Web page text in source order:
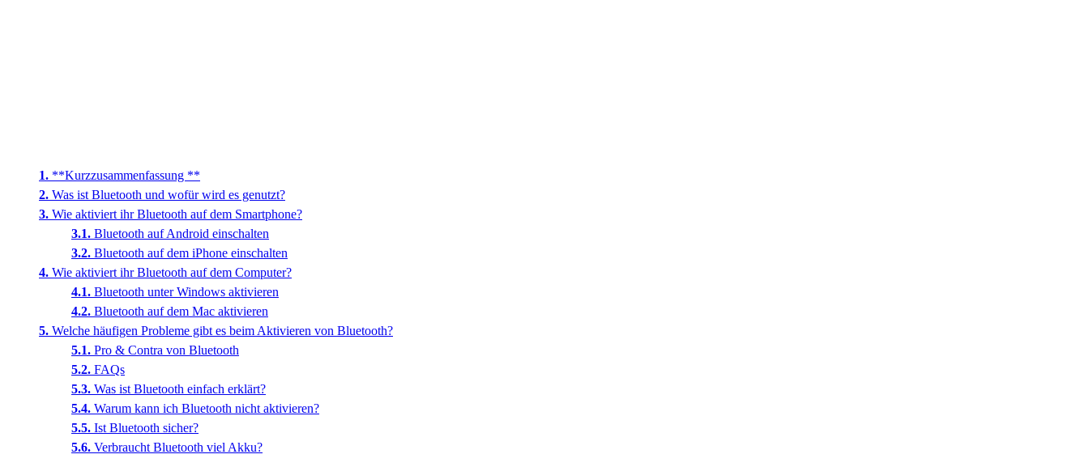
**Kurzzusammenfassung **
Was ist Bluetooth und wofür wird es genutzt?
Wie aktiviert ihr Bluetooth auf dem Smartphone?
Bluetooth auf Android einschalten
Bluetooth auf dem iPhone einschalten
Wie aktiviert ihr Bluetooth auf dem Computer?
Bluetooth unter Windows aktivieren
Bluetooth auf dem Mac aktivieren
Welche häufigen Probleme gibt es beim Aktivieren von Bluetooth?
Pro & Contra von Bluetooth
FAQs
Was ist Bluetooth einfach erklärt?
Warum kann ich Bluetooth nicht aktivieren?
Ist Bluetooth sicher?
Verbraucht Bluetooth viel Akku?